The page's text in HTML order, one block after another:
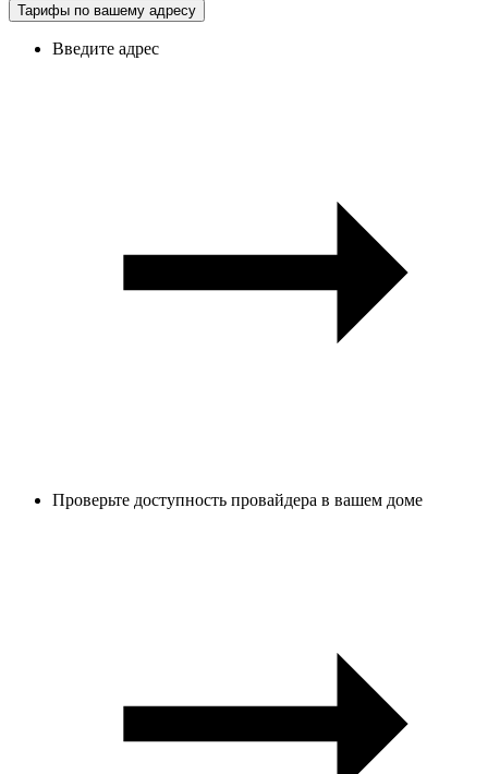
Тарифы по вашему адресу
Введите адрес
Проверьте доступность провайдера в вашем доме